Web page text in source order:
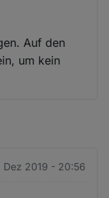
Auf den
um kein
Dez 2019 - 20:56